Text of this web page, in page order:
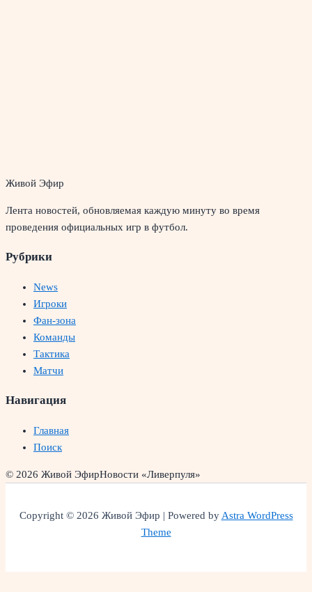
Живой Эфир
Лента новостей, обновляемая каждую минуту во время
проведения официальных игр в футбол.
Рубрики
News
Игроки
Фан-зона
Команды
Тактика
Матчи
Навигация
Главная
Поиск
© 2026 Живой ЭфирНовости «Ливерпуля»
Copyright © 2026 Живой Эфир | Powered byAstra WordPress
Theme